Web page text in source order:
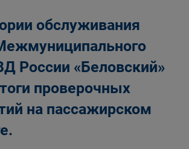
обслуживания
России «Беловский»
проверочных
на пассажирском